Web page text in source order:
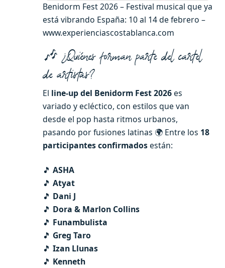
Benidorm Fest 2026 – Festival musical que ya
está vibrando España: 10 al 14 de febrero –
www.experienciascostablanca.com
🎶 ¿Quiénes forman parte del cartel
de artistas?
El line-up del Benidorm Fest 2026es
variado y ecléctico, con estilos que van
desde el pop hasta ritmos urbanos,
pasando por fusiones latinas 🌍 Entre los 18
participantes confirmadosestán:
🎵 ASHA
🎵 Atyat
🎵 Dani J
🎵 Dora & Marlon Collins
🎵 Funambulista
🎵 Greg Taro
🎵 Izan Llunas
🎵 Kenneth